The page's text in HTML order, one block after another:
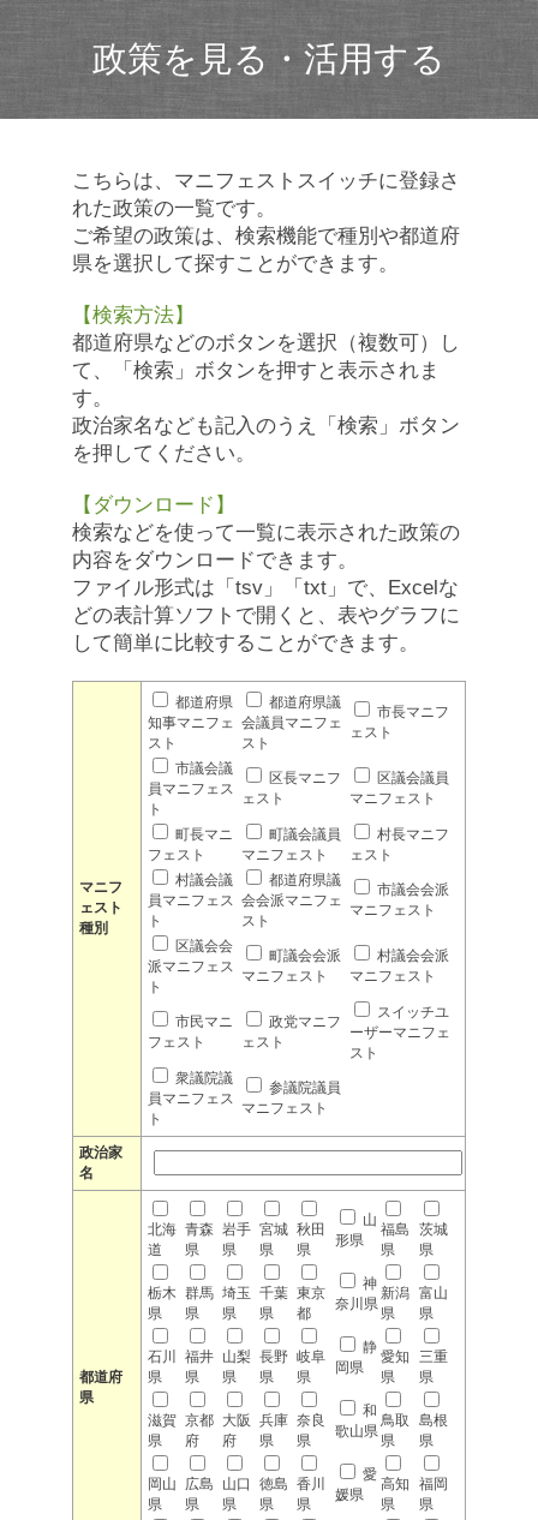
政策を見る・活用する
こちらは、マニフェストスイッチに登録さ
れた政策の一覧です。
ご希望の政策は、検索機能で種別や都道府
県を選択して探すことができます。
【検索方法】
都道府県などのボタンを選択（複数可）し
て、「検索」ボタンを押すと表示されま
す。
政治家名なども記入のうえ「検索」ボタン
を押してください。
【ダウンロード】
検索などを使って一覧に表示された政策の
内容をダウンロードできます。
ファイル形式は「tsv」「txt」で、Excelな
どの表計算ソフトで開くと、表やグラフに
して簡単に比較することができます。
マニフ
ェスト
種別
都道府県
知事マニフェ
スト
都道府県議
会議員マニフェ
スト
市長マニフ
ェスト
市議会議
員マニフェス
ト
区長マニフ
ェスト
区議会議員
マニフェスト
町長マニ
フェスト
町議会議員
マニフェスト
村長マニフ
ェスト
村議会議
員マニフェス
ト
都道府県議
会会派マニフェ
スト
市議会会派
マニフェスト
区議会会
派マニフェス
ト
町議会会派
マニフェスト
村議会会派
マニフェスト
市民マニ
フェスト
政党マニフ
ェスト
スイッチユ
ーザーマニフェ
スト
衆議院議
員マニフェス
ト
参議院議員
マニフェスト
政治家
名
都道府
県
北海
道
青森
県
岩手
県
宮城
県
秋田
県
山
形県
福島
県
茨城
県
栃木
県
群馬
県
埼玉
県
千葉
県
東京
都
神
奈川県
新潟
県
富山
県
石川
県
福井
県
山梨
県
長野
県
岐阜
県
静
岡県
愛知
県
三重
県
滋賀
県
京都
府
大阪
府
兵庫
県
奈良
県
和
歌山県
鳥取
県
島根
県
岡山
県
広島
県
山口
県
徳島
県
香川
県
愛
媛県
高知
県
福岡
県